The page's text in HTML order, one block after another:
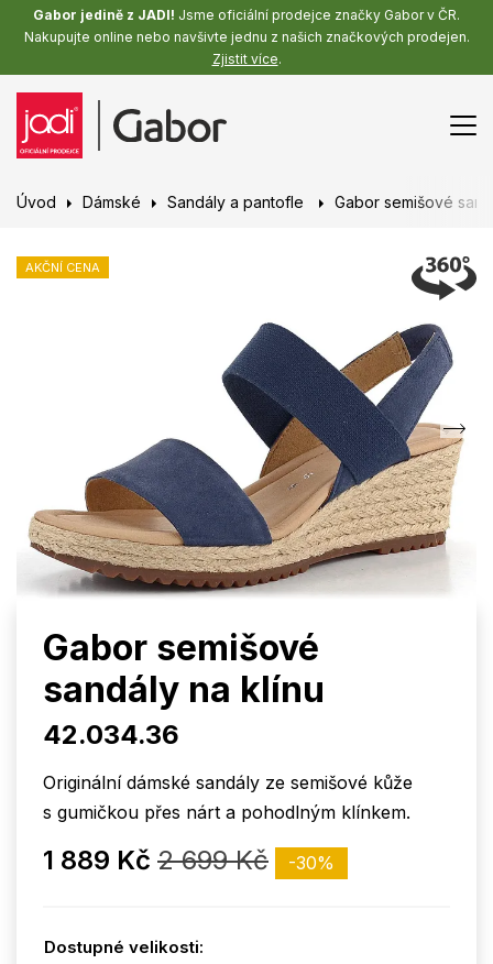
Gabor jedině z JADI! Jsme oficiální prodejce značky Gabor v ČR.
Nakupujte online nebo navšivte jednu z našich značkových prodejen.
Zjistit více.
Úvod Dámské Sandály a pantofle Gabor semišové
AKČNÍ CENA
Gabor semišové
sandály na klínu
42.034.36
Originální dámské sandály ze semišové kůže
s gumičkou přes nárt a pohodlným klínkem.
1 889 Kč 2 699 Kč -30%
Dostupné velikosti: